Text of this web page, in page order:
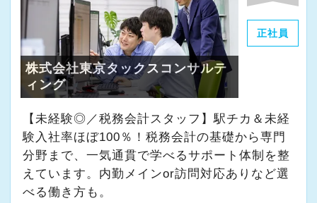
一緒に学び、成長しながら、お客様のお役に立
てる仕事をしていきませんか。
★事務所の理念★
～事業の発展に寄与するために、公正で健全な
会計・税務を通じて、貢献できる価値を提供
し、人生豊かで幸せになるための力となること
～
当事務所では、経営者やそこで働く社員の皆さ
まがより良い未来を実現できるよう、日々業務
正社員
株式会社東京タックスコンサルテ
ィング
【未経験◎／税務会計スタッフ】駅チカ＆未経
験入社率ほぼ100％！税務会計の基礎から専門
分野まで、一気通貫で学べるサポート体制を整
えています。内勤メインor訪問対応ありなど選
べる働き方も。